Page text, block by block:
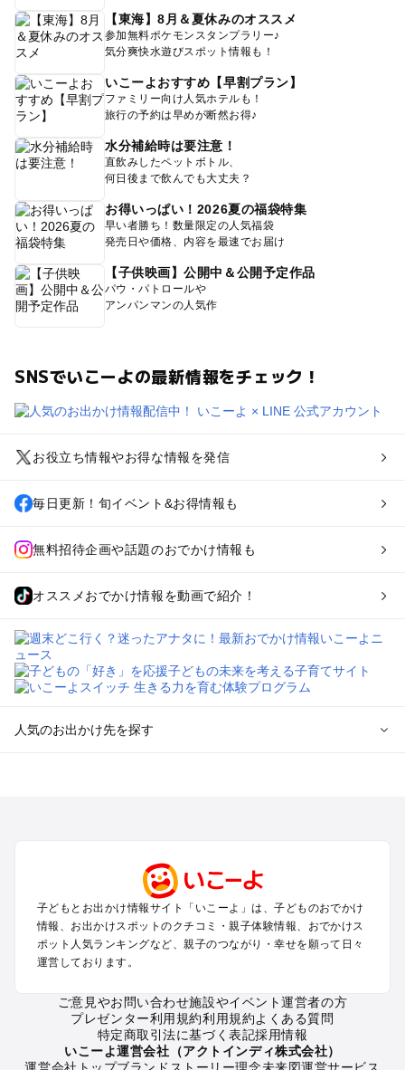
【東海】8月＆夏休みのオススメ
参加無料ポケモンスタンプラリー♪
気分爽快水遊びスポット情報も！
いこーよおすすめ【早割プラン】
ファミリー向け人気ホテルも！
旅行の予約は早めが断然お得♪
水分補給時は要注意！
直飲みしたペットボトル、
何日後まで飲んでも大丈夫？
お得いっぱい！2026夏の福袋特集
早い者勝ち！数量限定の人気福袋
発売日や価格、内容を最速でお届け
【子供映画】公開中＆公開予定作品
パウ・パトロールや
アンパンマンの人気作
SNSでいこーよの最新情報をチェック！
お役立ち情報やお得な情報を発信
毎日更新！旬イベント&お得情報も
無料招待企画や話題のおでかけ情報も
オススメおでかけ情報を動画で紹介！
人気のお出かけ先を探す
関西のプールおでかけ
中国･四国のプールおでかけ
九州･沖縄のプールおでかけ
定番お出かけスポット
子どもとお出かけ情報サイト「いこーよ」は、子どものおでかけ
情報、お出かけスポットのクチコミ・親子体験情報、おでかけス
ポット人気ランキングなど、親子のつながり・幸せを願って日々
運営しております。
ご意見やお問い合わせ施設やイベント運営者の方
プレゼンター利用規約利用規約よくある質問
特定商取引法に基づく表記採用情報
いこーよ運営会社（アクトインディ株式会社）
運営会社トップブランドストーリー理念未来図運営サービス